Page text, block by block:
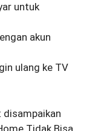
untuk
akun
ulang ke TV
disampaikan
Tidak Bisa